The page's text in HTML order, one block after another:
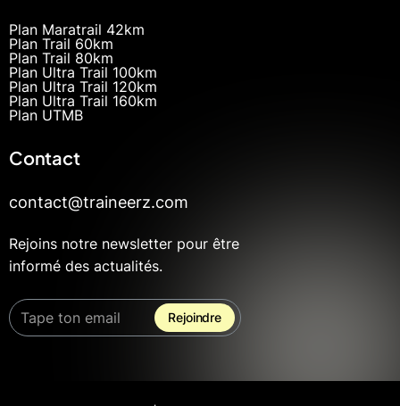
Plan Maratrail 42km
Plan Trail 60km
Plan Trail 80km
Plan Ultra Trail 100km
Plan Ultra Trail 120km
Plan Ultra Trail 160km
Plan UTMB
Contact
contact@traineerz.com
Rejoins notre newsletter pour être
informé des actualités.